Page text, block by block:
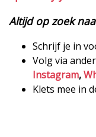
Altijd op zoek
Schrijf je in
Volg via
Instagram,
Klets mee in